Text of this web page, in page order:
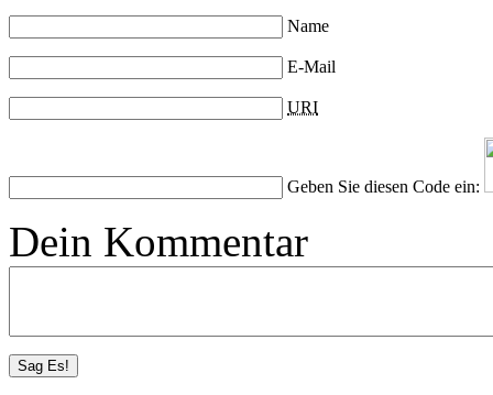
Name
E-Mail
URI
Geben Sie diesen Code ein:
Dein Kommentar